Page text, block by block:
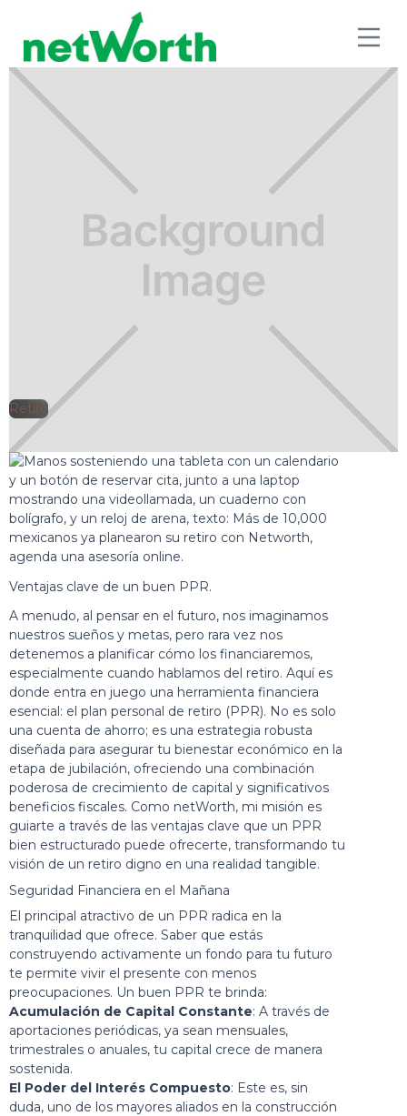
Retiro
Ventajas clave de un buen PPR.
A menudo, al pensar en el futuro, nos imaginamos
nuestros sueños y metas, pero rara vez nos
detenemos a planificar cómo los financiaremos,
especialmente cuando hablamos del retiro. Aquí es
donde entra en juego una herramienta financiera
esencial: el plan personal de retiro (PPR). No es solo
una cuenta de ahorro; es una estrategia robusta
diseñada para asegurar tu bienestar económico en la
etapa de jubilación, ofreciendo una combinación
poderosa de crecimiento de capital y significativos
beneficios fiscales. Como netWorth, mi misión es
guiarte a través de las ventajas clave que un PPR
bien estructurado puede ofrecerte, transformando tu
visión de un retiro digno en una realidad tangible.
Seguridad Financiera en el Mañana
El principal atractivo de un PPR radica en la
tranquilidad que ofrece. Saber que estás
construyendo activamente un fondo para tu futuro
te permite vivir el presente con menos
preocupaciones. Un buen PPR te brinda:
Acumulación de Capital Constante: A través de
aportaciones periódicas, ya sean mensuales,
trimestrales o anuales, tu capital crece de manera
sostenida.
El Poder del Interés Compuesto: Este es, sin
duda, uno de los mayores aliados en la construcción